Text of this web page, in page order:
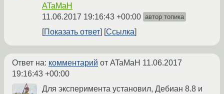
ATaMaH
11.06.2017 19:16:43 +00:00 автор топика
Показать ответ Ссылка
Ответ на: комментарий от ATaMaH 11.06.2017
19:16:43 +00:00
Для эксперимента установил, Дебиан 8.8 и